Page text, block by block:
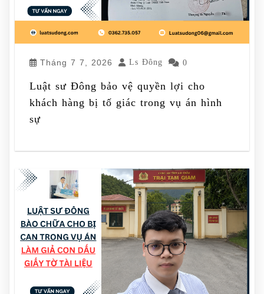
Tháng 7 7, 2026 Ls Đông 0
Luật sư Đông bảo vệ quyền lợi cho
khách hàng bị tố giác trong vụ án hình
sự